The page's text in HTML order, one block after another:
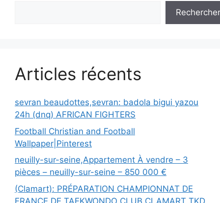
Rechercher
Articles récents
sevran beaudottes,sevran: badola bigui yazou
24h (dnq) AFRICAN FIGHTERS
Football Christian and Football
Wallpaper|Pinterest
neuilly-sur-seine,Appartement À vendre – 3
pièces – neuilly-sur-seine – 850 000 €
(Clamart): PRÉPARATION CHAMPIONNAT DE
FRANCE DE TAEKWONDO CLUB CLAMART TKD